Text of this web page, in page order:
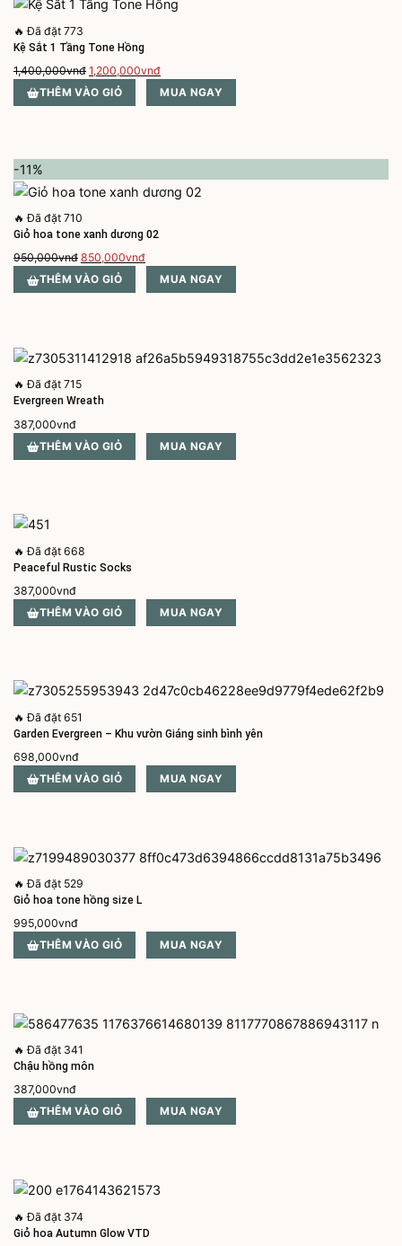
🔥 Đã đặt 773
Kệ Sắt 1 Tầng Tone Hồng
1,400,000vnđ Giá
gốc
là:
1,200,000vnđGiá
hiện
tại
THÊM VÀO GIỎ MUA NGAY
-11%
🔥 Đã đặt 710
Giỏ hoa tone xanh dương 02
950,000vnđ Giá
gốc
là:
850,000vnđGiá
hiện
tại
THÊM VÀO GIỎ MUA NGAY
🔥 Đã đặt 715
Evergreen Wreath
387,000vnđ
THÊM VÀO GIỎ MUA NGAY
🔥 Đã đặt 668
Peaceful Rustic Socks
387,000vnđ
THÊM VÀO GIỎ MUA NGAY
🔥 Đã đặt 651
Garden Evergreen – Khu vườn Giáng sinh bình yên
698,000vnđ
THÊM VÀO GIỎ MUA NGAY
🔥 Đã đặt 529
Giỏ hoa tone hồng size L
995,000vnđ
THÊM VÀO GIỎ MUA NGAY
🔥 Đã đặt 341
Chậu hồng môn
387,000vnđ
THÊM VÀO GIỎ MUA NGAY
🔥 Đã đặt 374
Giỏ hoa Autumn Glow VTD